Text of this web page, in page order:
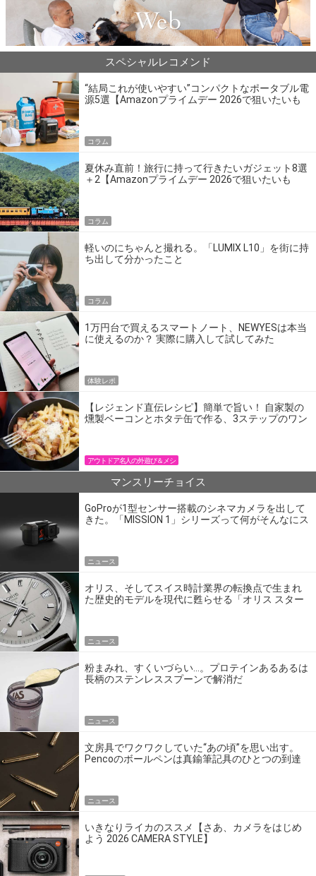
スペシャルレコメンド
“結局これが使いやすい”コンパクトなポータブル電
源5選【Amazonプライムデー 2026で狙いたいも
コラム
夏休み直前！旅行に持って行きたいガジェット8選
＋2【Amazonプライムデー 2026で狙いたいも
コラム
軽いのにちゃんと撮れる。「LUMIX L10」を街に持
ち出して分かったこと
コラム
1万円台で買えるスマートノート、NEWYESは本当
に使えるのか？ 実際に購入して試してみた
体験レポ
【レジェンド直伝レシピ】簡単で旨い！ 自家製の
燻製ベーコンとホタテ缶で作る、3ステップのワン
アウトドア名人の外遊び＆メシ
マンスリーチョイス
GoProが1型センサー搭載のシネマカメラを出して
きた。「MISSION 1」シリーズって何がそんなにス
ニュース
オリス、そしてスイス時計業界の転換点で生まれ
た歴史的モデルを現代に甦らせる「オリス スター
ニュース
粉まみれ、すくいづらい…。プロテインあるあるは
長柄のステンレススプーンで解消だ
ニュース
文房具でワクワクしていた“あの頃”を思い出す。
Pencoのボールペンは真鍮筆記具のひとつの到達
ニュース
いきなりライカのススメ【さあ、カメラをはじめ
よう 2026 CAMERA STYLE】